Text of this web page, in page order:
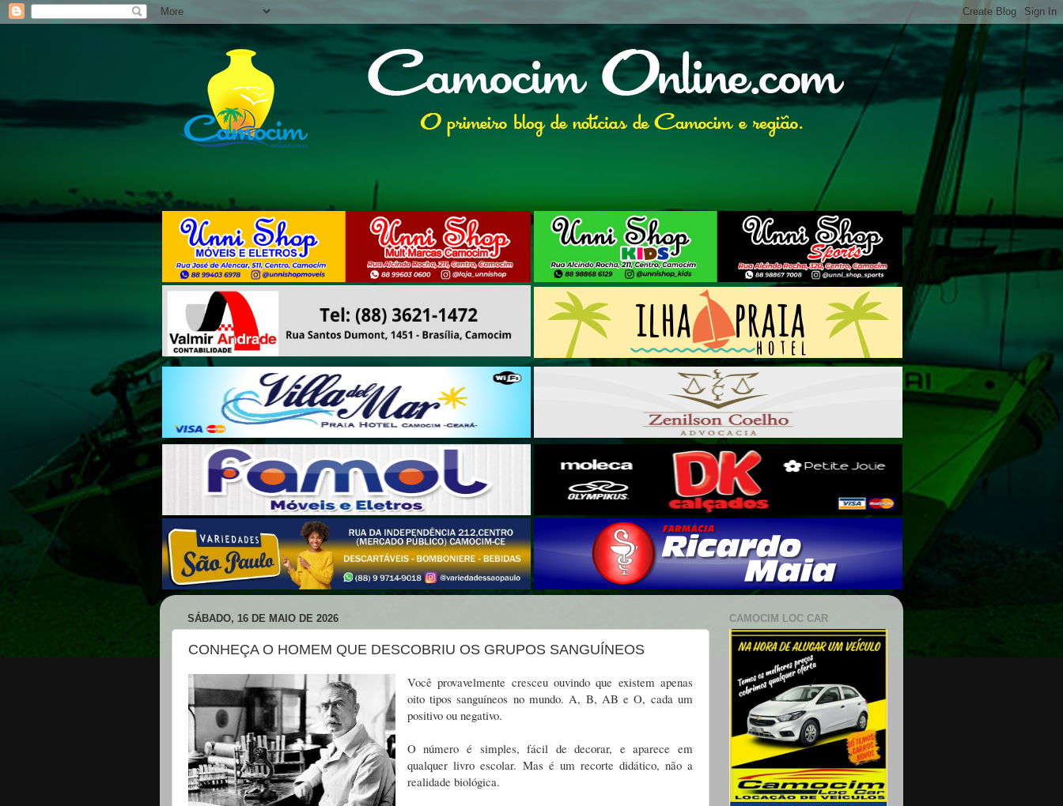
SÁBADO, 16 DE MAIO DE 2026
CONHEÇA O HOMEM QUE DESCOBRIU OS GRUPOS SANGUÍNEOS
Você provavelmente cresceu ouvindo que existem apenas
oito tipos sanguíneos no mundo. A, B, AB e O, cada um
positivo ou negativo.
O número é simples, fácil de decorar, e aparece em
qualquer livro escolar. Mas é um recorte didático, não a
realidade biológica.
CAMOCIM LOC CAR